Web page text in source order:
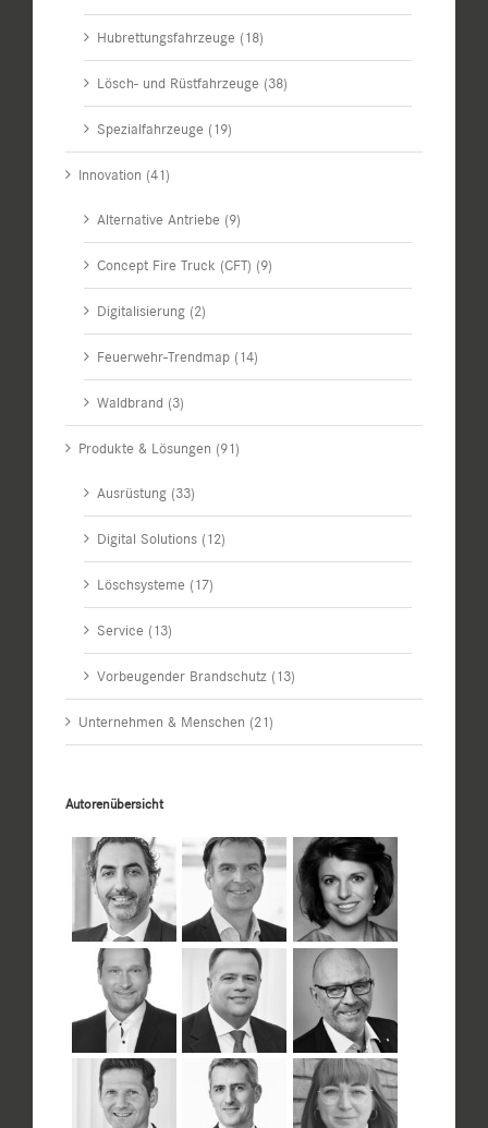
Hubrettungsfahrzeuge (18)
Lösch- und Rüstfahrzeuge (38)
Spezialfahrzeuge (19)
Innovation (41)
Alternative Antriebe (9)
Concept Fire Truck (CFT) (9)
Digitalisierung (2)
Feuerwehr-Trendmap (14)
Waldbrand (3)
Produkte & Lösungen (91)
Ausrüstung (33)
Digital Solutions (12)
Löschsysteme (17)
Service (13)
Vorbeugender Brandschutz (13)
Unternehmen & Menschen (21)
Autorenübersicht